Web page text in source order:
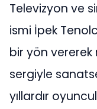
Televizyon ve
ismi İpek
bir yön vererek
sergiyle
yıllardır